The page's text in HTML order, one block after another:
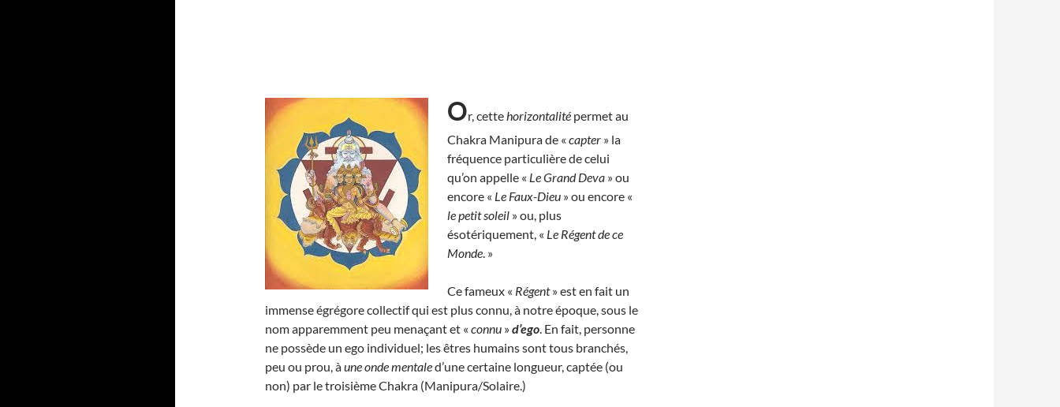
Or, cettehorizontalité permet au
Chakra Manipura de « capter » la
fréquence particulière de celui
qu’on appelle « Le Grand Deva » ou
encore « Le Faux-Dieu » ou encore «
le petit soleil » ou, plus
ésotériquement, « Le Régent de ce
Monde. »
Ce fameux « Régent» est en fait un
immense égrégore collectif qui est plus connu, à notre époque, sous le
nom apparemment peu menaçant et « connu »d’ego. En fait, personne
ne possède un ego individuel; les êtres humains sont tous branchés,
peu ou prou, àune onde mentaled’une certaine longueur, captée (ou
non) par le troisième Chakra (Manipura/Solaire.)